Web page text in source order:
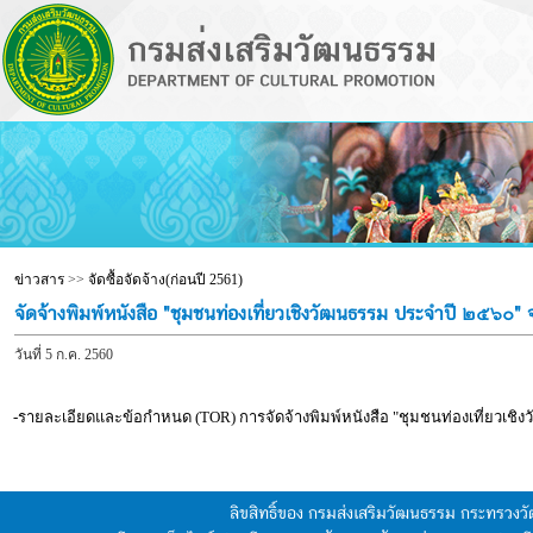
ข่าวสาร>> จัดซื้อจัดจ้าง(ก่อนปี 2561)
จัดจ้างพิมพ์หนังสือ "ชุมชนท่องเที่ยวเชิงวัฒนธรรม ประจำปี ๒๕๖๐
วันที่ 5 ก.ค. 2560
-รายละเอียดและข้อกำหนด (TOR) การจัดจ้างพิมพ์หนังสือ "ชุมชนท่องเที่ยวเ
ลิขสิทธิ์ของ กรมส่งเสริมวัฒนธรรม กระทรว